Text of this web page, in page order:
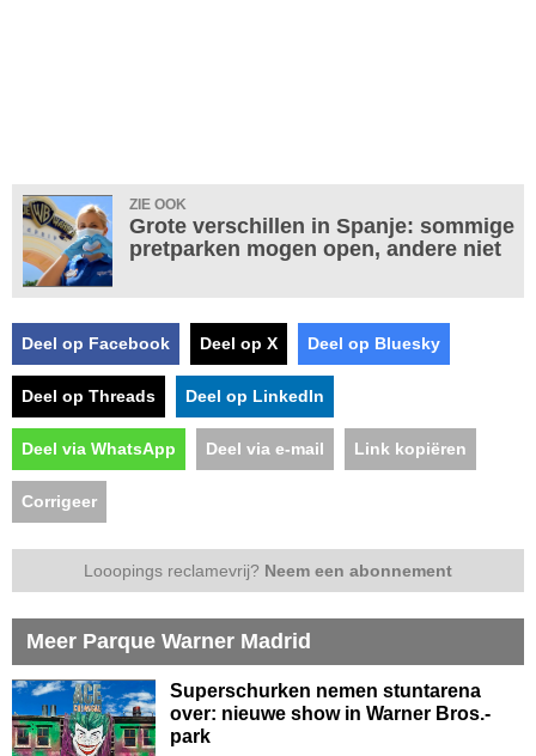
ZIE OOK
Grote verschillen in Spanje: sommige
pretparken mogen open, andere niet
Deel op Facebook Deel op X Deel op Bluesky
Deel op Threads Deel op LinkedIn
Deel via WhatsApp Deel via e-mail Link kopiëren
Corrigeer
Looopings reclamevrij? Neem een abonnement
Meer Parque Warner Madrid
Superschurken nemen stuntarena
over: nieuwe show in Warner Bros.-
park